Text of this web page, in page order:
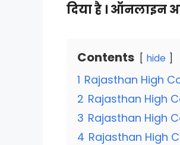
दिया है ।
Contents hide
1 Rajasthan High
2 Rajasthan High
3 Rajasthan High
4 Rajasthan High